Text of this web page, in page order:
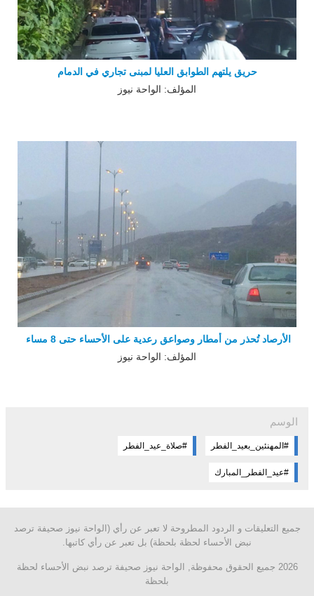
حريق يلتهم الطوابق العليا لمبنى تجاري في الدمام
المؤلف: الواحة نيوز
الأرصاد تُحذر من أمطار وصواعق رعدية على الأحساء حتى 8 مساء
المؤلف: الواحة نيوز
الوسم
#المهنئين_بعيد_الفطر #صلاة_عيد_الفطر
#عيد_الفطر_المبارك
جميع التعليقات و الردود المطروحة لا تعبر عن رأي (الواحة نيوز صحيفة ترصد
نبض الأحساء لحظة بلحظة) بل تعبر عن رأي كاتبها.
2026 جميع الحقوق محفوظة, الواحة نيوز صحيفة ترصد نبض الأحساء لحظة
بلحظة